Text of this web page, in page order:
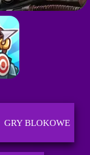
GRY BLOKOWE